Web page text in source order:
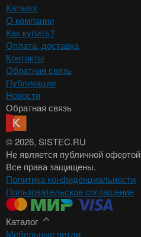
Каталог
О компании
Как купить?
Оплата, доставка
Контакты
Обратная связь
Публикации
Новости
Обратная связь
© 2026, SISTEC.RU
Не является публичной офертой
Все права защищены.
Политика конфиденциальности
Пользовательское соглашение
Каталог
Мебельные петли